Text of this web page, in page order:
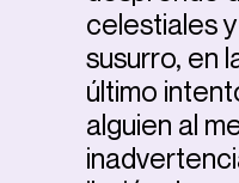
celestiales
susurro, en
último
alguien al